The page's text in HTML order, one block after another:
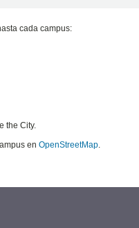
cada campus:
the City.
en OpenStreetMap.